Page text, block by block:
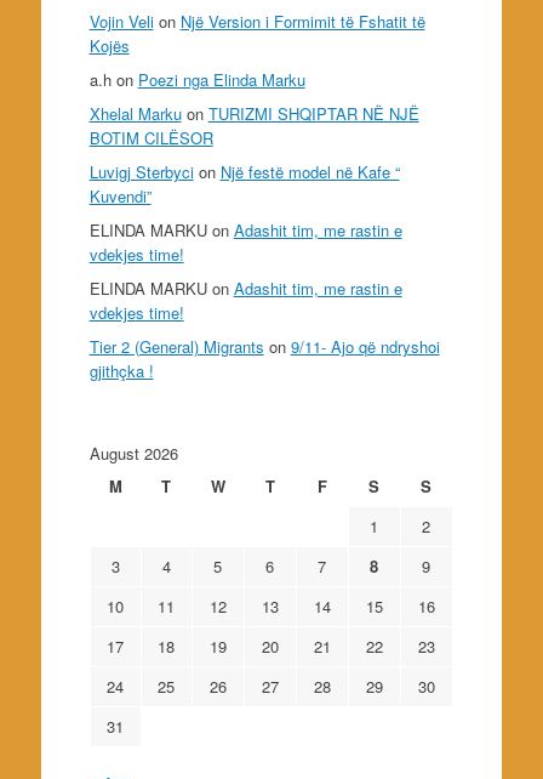
Vojin Velion Një Version i Formimit të Fshatit të
Kojës
a.hon Poezi nga Elinda Marku
Xhelal Markuon TURIZMI SHQIPTAR NË NJË
BOTIM CILËSOR
Luvigj Sterbycion Një festë model në Kafe “
Kuvendi”
ELINDA MARKUon Adashit tim, me rastin e
vdekjes time!
ELINDA MARKUon Adashit tim, me rastin e
vdekjes time!
Tier 2 (General) Migrants on 9/11- Ajo që ndryshoi
gjithçka !
August 2026
M
T W T F S
S
1
2
3
4 5 6 7 8
9
10
11 12 13 14 15
16
17
18 19 20 21 22
23
24
25 26 27 28 29
30
31